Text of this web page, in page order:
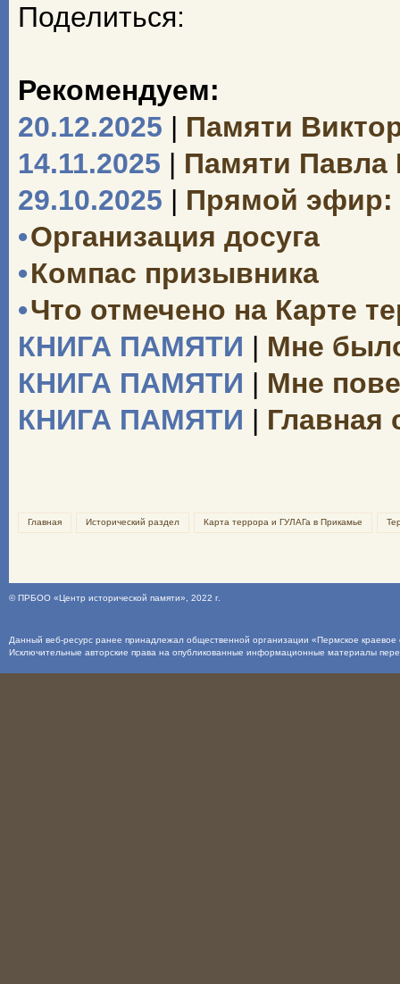
Поделиться:
Рекомендуем:
20.12.2025 | Памяти
14.11.2025 | Памяти Павла
29.10.2025 | Прямой эфир:
•Организация досуга
•Компас призывника
•Что отмечено на Карте
КНИГА ПАМЯТИ | Мне
КНИГА ПАМЯТИ | Мне
КНИГА ПАМЯТИ | Главная
Главная Исторический раздел Карта террора и ГУЛАГа в Прикамье
©ПРБОО «Центр исторической памяти» , 2022 г.
Данный веб-ресурс ранее принадлежал общественной организации «Пермское
Исключительные авторские права на опубликованные информационные материалы